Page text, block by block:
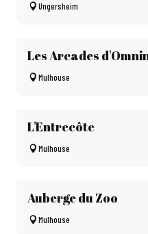
Ungersheim
Les Arcades
Mulhouse
L'Entrecôte
Mulhouse
Auberge du Zoo
Mulhouse